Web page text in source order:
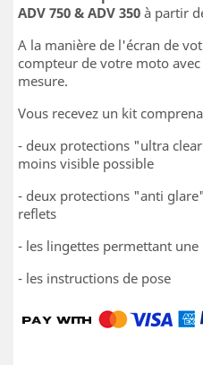
ADV 750 & ADV 350 à partir
A la manière de l'écran de
compteur de votre moto avec
mesure.
Vous recevez un kit
- deux protections "ultra
moins visible possible
- deux protections "anti
reflets
- les lingettes permettant
- les instructions de pose